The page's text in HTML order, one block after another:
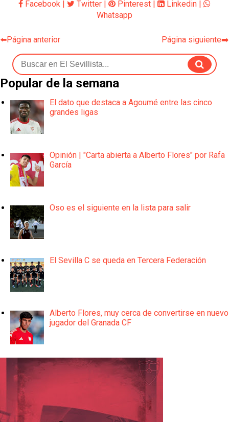
Facebook Twitter Pinterest Linkedin
Whatsapp
⬅️Página anterior Página siguiente➡️
Popular de la semana
El dato que destaca a Agoumé entre las cinco
grandes ligas
Opinión | "Carta abierta a Alberto Flores" por Rafa
García
Oso es el siguiente en la lista para salir
El Sevilla C se queda en Tercera Federación
Alberto Flores, muy cerca de convertirse en nuevo
jugador del Granada CF